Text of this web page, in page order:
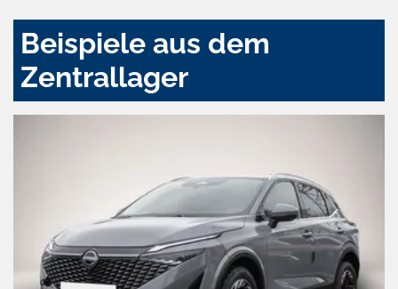
Beispiele aus dem
Zentrallager